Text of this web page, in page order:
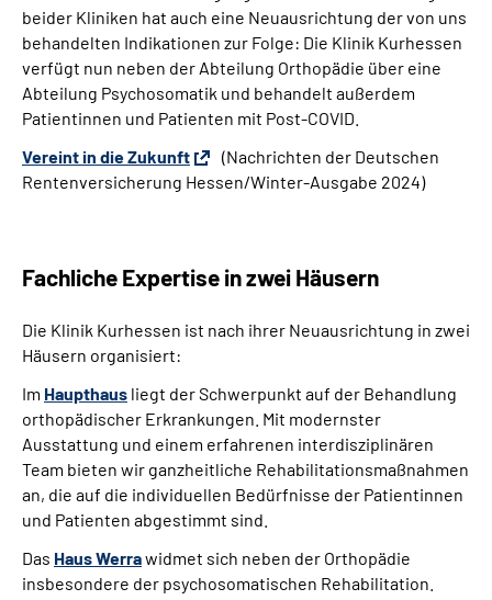
beider Kliniken hat auch eine Neuausrichtung der von uns
behandelten Indikationen zur Folge: Die Klinik Kurhessen
verfügt nun neben der Abteilung Orthopädie über eine
Abteilung Psychosomatik und behandelt außerdem
Patientinnen und Patienten mit Post-COVID.
Vereint in die Zukunft
(Nachrichten der Deutschen
Rentenversicherung Hessen/Winter-Ausgabe 2024)
Fachliche Expertise in zwei Häusern
Die Klinik Kurhessen ist nach ihrer Neuausrichtung in zwei
Häusern organisiert:
Im Haupthaus liegt der Schwerpunkt auf der Behandlung
orthopädischer Erkrankungen. Mit modernster
Ausstattung und einem erfahrenen interdisziplinären
Team bieten wir ganzheitliche Rehabilitationsmaßnahmen
an, die auf die individuellen Bedürfnisse der Patientinnen
und Patienten abgestimmt sind.
Das Haus Werrawidmet sich neben der Orthopädie
insbesondere der psychosomatischen Rehabilitation.